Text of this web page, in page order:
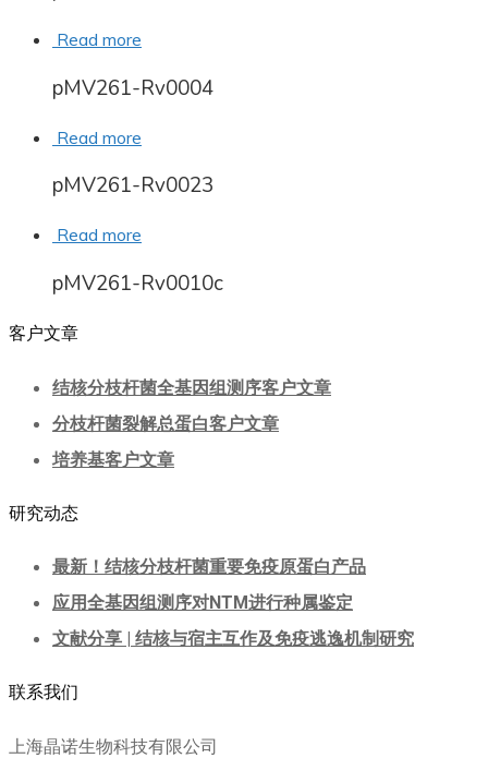
Read more
pMV261-Rv0004
Read more
pMV261-Rv0023
Read more
pMV261-Rv0010c
客户文章
结核分枝杆菌全基因组测序客户文章
分枝杆菌裂解总蛋白客户文章
培养基客户文章
研究动态
最新！结核分枝杆菌重要免疫原蛋白产品
应用全基因组测序对NTM进行种属鉴定
文献分享 | 结核与宿主互作及免疫逃逸机制研究
联系我们
上海晶诺生物科技有限公司